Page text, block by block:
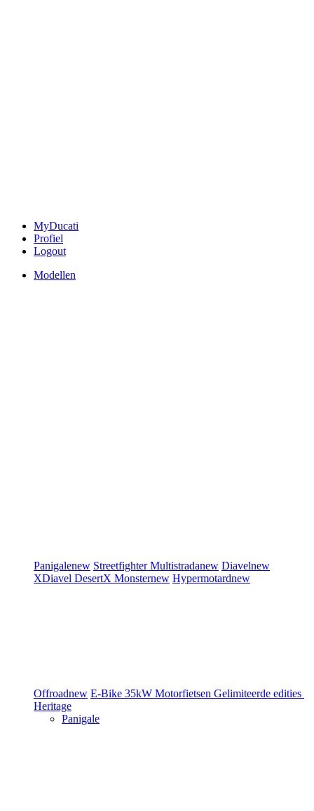
MyDucati
Profiel
Logout
Modellen
Panigalenew StreetfighterMultistradanew Diavelnew
XDiavel DesertX Monsternew Hypermotardnew
Offroadnew E-Bike 35kW Motorfietsen Gelimiteerde edities
Heritage
Panigale